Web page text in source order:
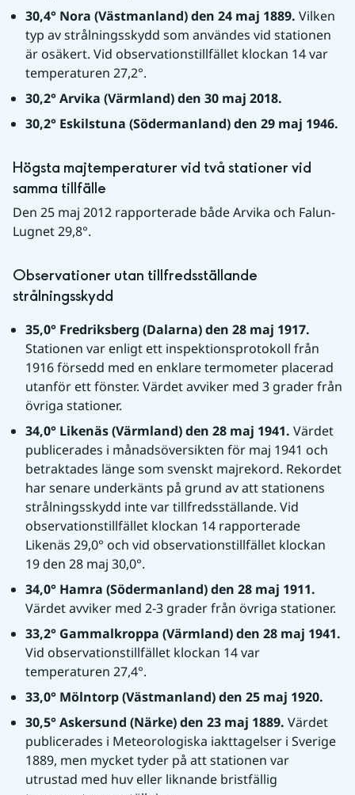
30,4° Nora (Västmanland) den 24 maj 1889. Vilken
typ av strålningsskydd som användes vid stationen
är osäkert. Vid observationstillfället klockan 14 var
temperaturen 27,2°.
30,2° Arvika (Värmland) den 30 maj 2018.
30,2° Eskilstuna (Södermanland) den 29 maj 1946.
Högsta majtemperaturer vid två stationer vid
samma tillfälle
Den 25 maj 2012 rapporterade både Arvika och Falun-
Lugnet 29,8°.
Observationer utan tillfredsställande
strålningsskydd
Stationen var enligt ett inspektionsprotokoll från
1916 försedd med en enklare termometer placerad
utanför ett fönster. Värdet avviker med 3 grader från
övriga stationer.
34,0° Likenäs (Värmland) den 28 maj 1941. Värdet
publicerades i månadsöversikten för maj 1941 och
betraktades länge som svenskt majrekord. Rekordet
har senare underkänts på grund av att stationens
strålningsskydd inte var tillfredsställande. Vid
observationstillfället klockan 14 rapporterade
Likenäs 29,0° och vid observationstillfället klockan
19 den 28 maj 30,0°.
Värdet avviker med 2-3 grader från övriga stationer.
Vid observationstillfället klockan 14 var
temperaturen 27,4°.
33,0° Mölntorp (Västmanland) den 25 maj 1920.
30,5° Askersund (Närke) den 23 maj 1889. Värdet
publicerades i Meteorologiska iakttagelser i Sverige
1889, men mycket tyder på att stationen var
utrustad med huv eller liknande bristfällig